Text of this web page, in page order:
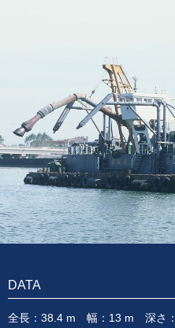
DATA
全長：38.4 m 幅：13 m 深さ